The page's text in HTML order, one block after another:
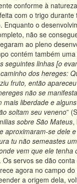
conforme à
com o trigo
Enquanto o
não se
ao pleno
contém também
seguintes linhas [o
dos hereges:
fruto, então
não se
mais liberdade e
soltam seu veneno”
sobre São Mateus,
aproximaram-se dele
tu não semeastes
vem que ele tenha
Os servos se dão
agora no campo
a origem dela,